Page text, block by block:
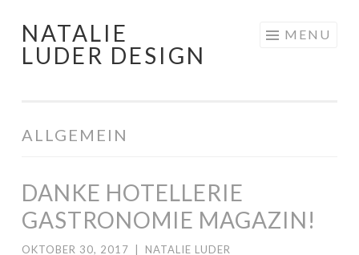
Skip
NATALIE
LUDER DESIGN
MENU
ALLGEMEIN
DANKE HOTELLERIE
GASTRONOMIE MAGAZIN!
OKTOBER 30, 2017 NATALIE LUDER